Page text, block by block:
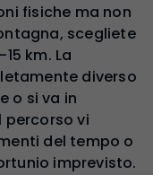
fisiche ma non
scegliete
km. La
diverso
o si va in
percorso vi
del tempo o
imprevisto.